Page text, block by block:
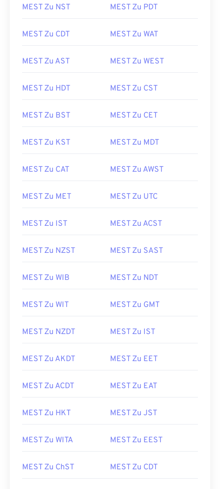
MEST Zu NST MEST Zu PDT
MEST Zu CDT MEST Zu WAT
MEST Zu AST MEST Zu WEST
MEST Zu HDT MEST Zu CST
MEST Zu BST MEST Zu CET
MEST Zu KST MEST Zu MDT
MEST Zu CAT MEST Zu AWST
MEST Zu MET MEST Zu UTC
MEST Zu IST MEST Zu ACST
MEST Zu NZST MEST Zu SAST
MEST Zu WIB MEST Zu NDT
MEST Zu WIT MEST Zu GMT
MEST Zu NZDT MEST Zu IST
MEST Zu AKDT MEST Zu EET
MEST Zu ACDT MEST Zu EAT
MEST Zu HKT MEST Zu JST
MEST Zu WITA MEST Zu EEST
MEST Zu ChST MEST Zu CDT